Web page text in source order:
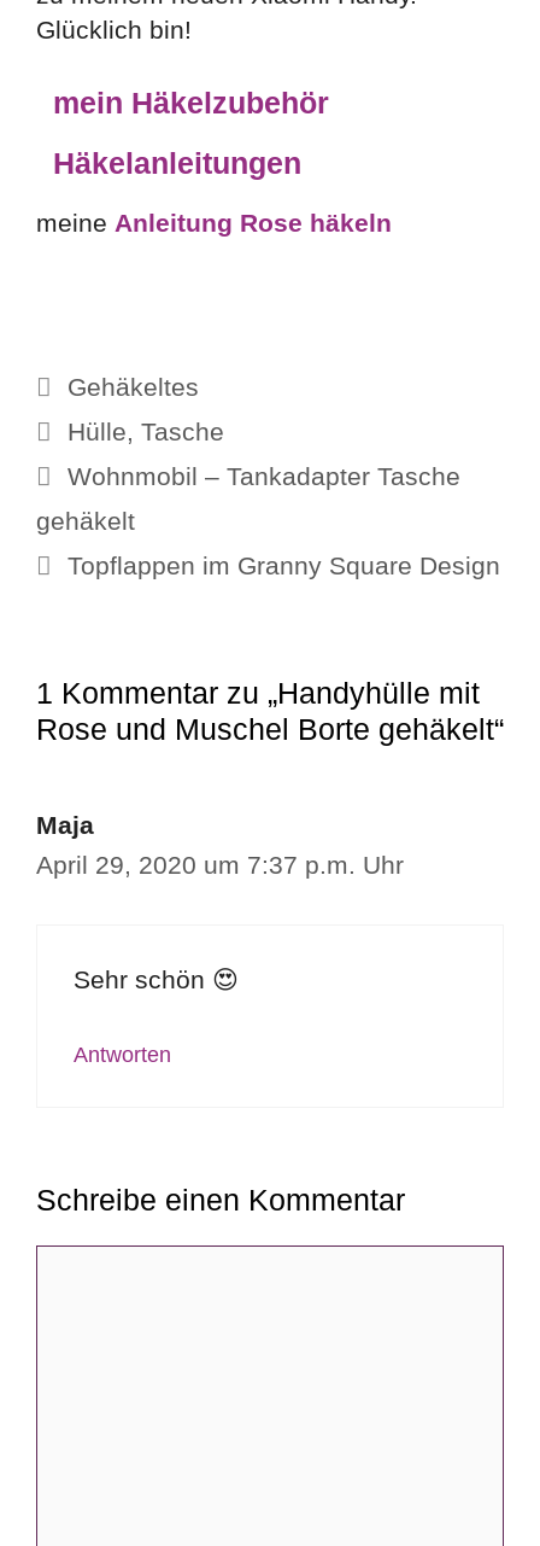
Glücklich bin!
mein Häkelzubehör
Häkelanleitungen
meine Anleitung Rose häkeln
Kategorien
Gehäkeltes
Schlagwörter
Hülle, Tasche
Wohnmobil – Tankadapter Tasche
gehäkelt
Topflappen im Granny Square Design
1 Kommentar zu „Handyhülle mit
Rose und Muschel Borte gehäkelt“
Maja
April 29, 2020 um 7:37 p.m. Uhr
Sehr schön 😍
Antworten
Schreibe einen Kommentar